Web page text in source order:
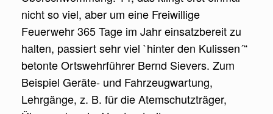
nicht so viel, aber um eine Freiwillige
Feuerwehr 365 Tage im Jahr einsatzbereit zu
halten, passiert sehr viel `hinter den Kulissen´“
betonte Ortswehrführer Bernd Sievers. Zum
Beispiel Geräte- und Fahrzeugwartung,
Lehrgänge, z. B. für die Atemschutzträger,